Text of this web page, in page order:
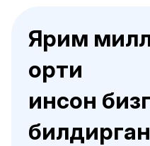
Ярим
ортиқ
инсон
билдирган